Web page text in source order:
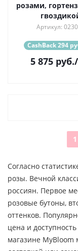
розами,
Артикул:
CashBack 294
5 875руб.
1
Согласно
розы. Вечной
россиян. Первое
розовые бутоны,
оттенков.
цена и
магазине MyBloom